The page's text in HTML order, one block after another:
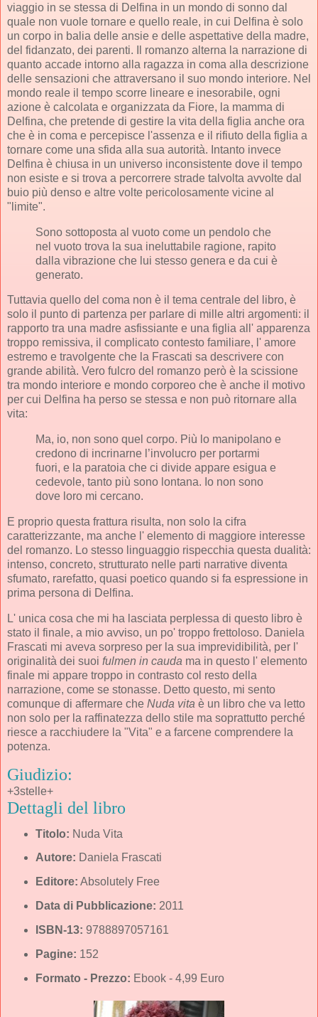
viaggio in se stessa di Delfina in un mondo di sonno dal
quale non vuole tornare e quello reale, in cui Delfina è solo
un corpo in balia delle ansie e delle aspettative della madre,
del fidanzato, dei parenti. Il romanzo alterna la narrazione di
quanto accade intorno alla ragazza in coma alla descrizione
delle sensazioni che attraversano il suo mondo interiore. Nel
mondo reale il tempo scorre lineare e inesorabile, ogni
azione è calcolata e organizzata da Fiore, la mamma di
Delfina, che pretende di gestire la vita della figlia anche ora
che è in coma e percepisce l'assenza e il rifiuto della figlia a
tornare come una sfida alla sua autorità. Intanto invece
Delfina è chiusa in un universo inconsistente dove il tempo
non esiste e si trova a percorrere strade talvolta avvolte dal
buio più denso e altre volte pericolosamente vicine al
"limite".
Sono sottoposta al vuoto come un pendolo che
nel vuoto trova la sua ineluttabile ragione, rapito
dalla vibrazione che lui stesso genera e da cui è
generato.
Tuttavia quello del coma non è il tema centrale del libro, è
solo il punto di partenza per parlare di mille altri argomenti: il
rapporto tra una madre asfissiante e una figlia all' apparenza
troppo remissiva, il complicato contesto familiare, l' amore
estremo e travolgente che la Frascati sa descrivere con
grande abilità. Vero fulcro del romanzo però è la scissione
tra mondo interiore e mondo corporeo che è anche il motivo
per cui Delfina ha perso se stessa e non può ritornare alla
vita:
Ma, io, non sono quel corpo. Più lo manipolano e
credono di incrinarne l’involucro per portarmi
fuori, e la paratoia che ci divide appare esigua e
cedevole, tanto più sono lontana. Io non sono
dove loro mi cercano.
E proprio questa frattura risulta, non solo la cifra
caratterizzante, ma anche l' elemento di maggiore interesse
del romanzo. Lo stesso linguaggio rispecchia questa dualità:
intenso, concreto, strutturato nelle parti narrative diventa
sfumato, rarefatto, quasi poetico quando si fa espressione in
prima persona di Delfina.
L' unica cosa che mi ha lasciata perplessa di questo libro è
stato il finale, a mio avviso, un po' troppo frettoloso. Daniela
Frascati mi aveva sorpreso per la sua imprevidibilità, per l'
originalità dei suoi fulmen in cauda ma in questo l' elemento
finale mi appare troppo in contrasto col resto della
narrazione, come se stonasse. Detto questo, mi sento
comunque di affermare che Nuda vita è un libro che va letto
non solo per la raffinatezza dello stile ma soprattutto perché
riesce a racchiudere la "Vita" e a farcene comprendere la
potenza.
Giudizio:
+3stelle+
Dettagli del libro
Titolo: Nuda Vita
Autore: Daniela Frascati
Editore: Absolutely Free
Data di Pubblicazione: 2011
ISBN-13: 9788897057161
Pagine: 152
Formato - Prezzo: Ebook - 4,99 Euro